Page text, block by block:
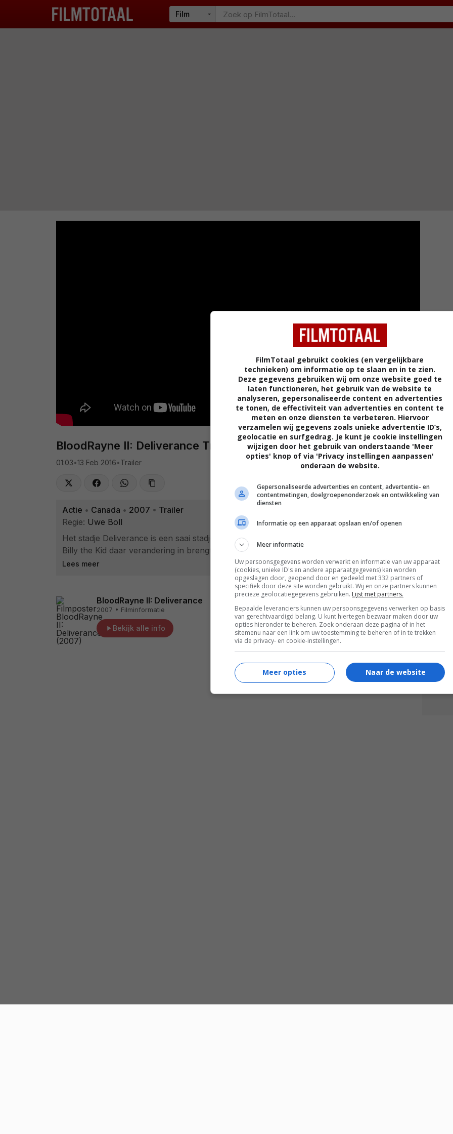
BloodRayne II: Deliverance Trailer
01:03•13 Feb 2016•Trailer
Actie • Canada • 2007 • Trailer
Regie: Uwe Boll
Het stadje Deliverance is een saai stadje in het Wilde Westen van Amerika, tot de vampier
Billy the Kid daar verandering in brengt. Naast het maken va...
Lees meer
BloodRayne II: Deliverance
2007 • Filminformatie
Bekijk alle info
Meer
FilmTotaal gebruikt cookies (en vergelijkbare
technieken) om informatie op te slaan en in te zien.
Deze gegevens gebruiken wij om onze website goed te
laten functioneren, het gebruik van de website te
analyseren, gepersonaliseerde content en advertenties
te tonen, de effectiviteit van advertenties en content te
meten en onze diensten te verbeteren. Hiervoor
verzamelen wij gegevens zoals unieke advertentie ID’s,
geolocatie en surfgedrag. Je kunt je cookie instellingen
wijzigen door het gebruik van onderstaande 'Meer
opties' knop of via 'Privacy instellingen aanpassen'
onderaan de website.
Gepersonaliseerde advertenties en content, advertentie- en
contentmetingen, doelgroepenonderzoek en ontwikkeling van
diensten
Informatie op een apparaat opslaan en/of openen
Meer informatie
Uw persoonsgegevens worden verwerkt en informatie van uw apparaat
(cookies, unieke ID's en andere apparaatgegevens) kan worden
opgeslagen door, geopend door en gedeeld met 332 partners of
specifiek door deze site worden gebruikt. Wij en onze partners kunnen
precieze geolocatiegegevens gebruiken. Lijst met partners.
Bepaalde leveranciers kunnen uw persoonsgegevens verwerken op basis
van gerechtvaardigd belang. U kunt hiertegen bezwaar maken door uw
opties hieronder te beheren. Zoek onderaan deze pagina of in het
sitemenu naar een link om uw toestemming te beheren of in te trekken
via de privacy- en cookie-instellingen.
Naar de website
Meer opties